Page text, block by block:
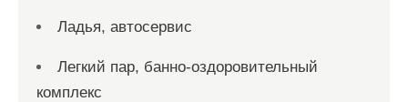
Ладья, автосервис
Легкий пар, банно-оздоровительный
комплекс